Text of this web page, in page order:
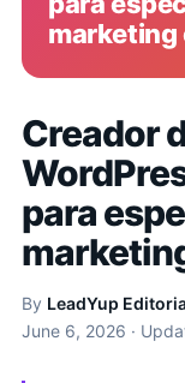
marketing
Creador
para
By LeadYup
June 6, 2026 ·